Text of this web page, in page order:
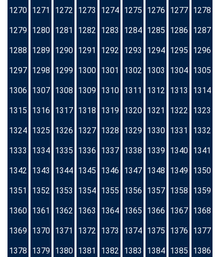
1270 1271 1272 1273 1274 1275 1276 1277 1278
1279 1280 1281 1282 1283 1284 1285 1286 1287
1288 1289 1290 1291 1292 1293 1294 1295 1296
1297 1298 1299 1300 1301 1302 1303 1304 1305
1306 1307 1308 1309 1310 1311 1312 1313 1314
1315 1316 1317 1318 1319 1320 1321 1322 1323
1324 1325 1326 1327 1328 1329 1330 1331 1332
1333 1334 1335 1336 1337 1338 1339 1340 1341
1342 1343 1344 1345 1346 1347 1348 1349 1350
1351 1352 1353 1354 1355 1356 1357 1358 1359
1360 1361 1362 1363 1364 1365 1366 1367 1368
1369 1370 1371 1372 1373 1374 1375 1376 1377
1378 1379 1380 1381 1382 1383 1384 1385 1386